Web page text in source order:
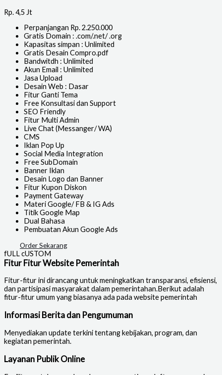
Rp.4,5 Jt
Perpanjangan Rp. 2.250.000
Gratis Domain : .com/.net/ .org
Kapasitas simpan : Unlimited
Gratis Desain Compro.pdf
Bandwitdh : Unlimited
Akun Email : Unlimited
Jasa Upload
Desain Web : Dasar
Fitur Ganti Tema
Free Konsultasi dan Support
SEO Friendly
Fitur Multi Admin
Live Chat (Messanger/ WA)
CMS
Iklan Pop Up
Social Media Integration
Free SubDomain
Banner Iklan
Desain Logo dan Banner
Fitur Kupon Diskon
Payment Gateway
Materi Google/ FB & IG Ads
Titik Google Map
Dual Bahasa
Pembuatan Akun Google Ads
Order Sekarang
fULL cUSTOM
Fitur Fitur Website Pemerintah
Fitur-fitur ini dirancang untuk meningkatkan transparansi, efisiensi,
dan partisipasi masyarakat dalam pemerintahan.Berikut adalah
fitur-fitur umum yang biasanya ada pada website pemerintah
Informasi Berita dan Pengumuman
Menyediakan update terkini tentang kebijakan, program, dan
kegiatan pemerintah.
Layanan Publik Online